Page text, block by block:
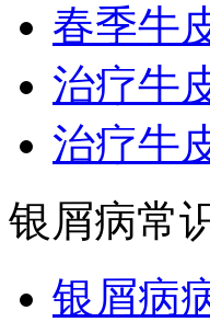
春季牛
治疗牛
治疗牛
银屑病常
银屑病